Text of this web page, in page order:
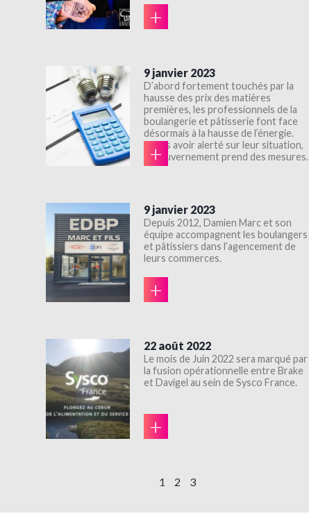
+
9 janvier 2023
D’abord fortement touchés par la
hausse des prix des matières
premières, les professionnels de la
boulangerie et pâtisserie font face
désormais à la hausse de l’énergie.
Après avoir alerté sur leur situation,
le gouvernement prend des mesures.
+
9 janvier 2023
Depuis 2012, Damien Marc et son
équipe accompagnent les boulangers
et pâtissiers dans l’agencement de
leurs commerces.
+
22 août 2022
Le mois de Juin 2022 sera marqué par
la fusion opérationnelle entre Brake
et Davigel au sein de Sysco France.
+
1 2 3